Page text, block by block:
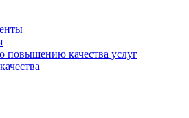
повышению качества услуг